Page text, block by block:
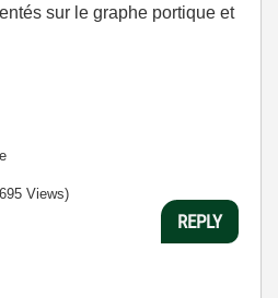
sur le graphe portique et
Views)
REPLY